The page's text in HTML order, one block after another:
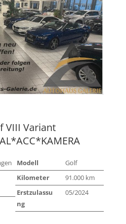
VIII Variant
Modell
Golf
Kilometer
91.000 km
Erstzulassu
ng
05/2024